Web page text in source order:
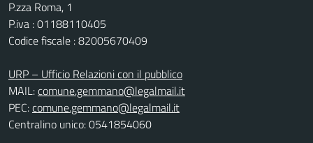
P.zza Roma, 1
P.iva : 01188110405
Codice fiscale : 82005670409
URP – Ufficio Relazioni con il pubblico
MAIL:comune.gemmano@legalmail.it
PEC:comune.gemmano@legalmail.it
Centralino unico: 0541854060